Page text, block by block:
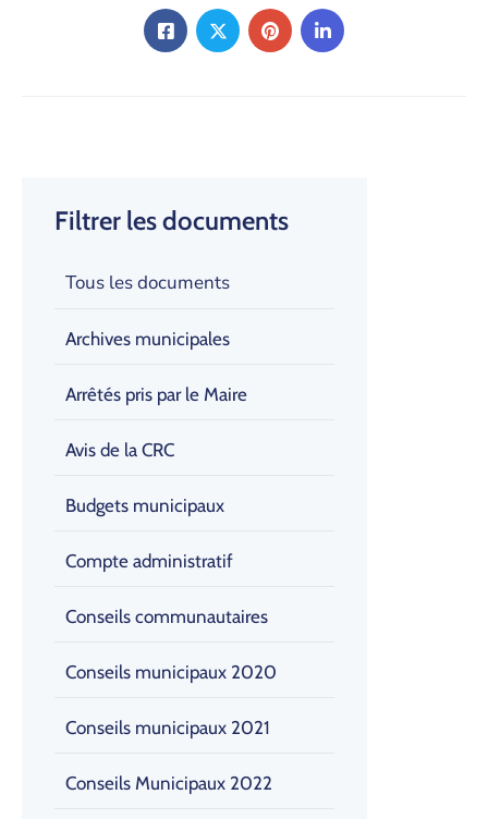
Filtrer les documents
Tous les documents
Archives municipales
Arrêtés pris par le Maire
Avis de la CRC
Budgets municipaux
Compte administratif
Conseils communautaires
Conseils municipaux 2020
Conseils municipaux 2021
Conseils Municipaux 2022